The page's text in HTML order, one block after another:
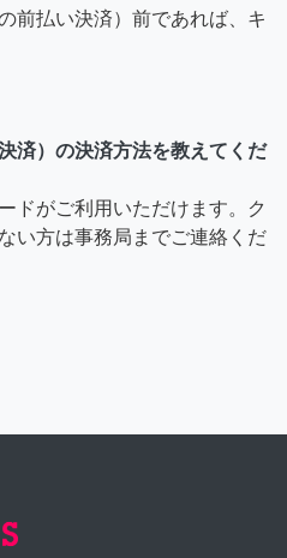
前払い決済）前であれば、キ
済）の決済方法を教えてくだ
ドがご利用いただけます。ク
い方は事務局までご連絡くだ